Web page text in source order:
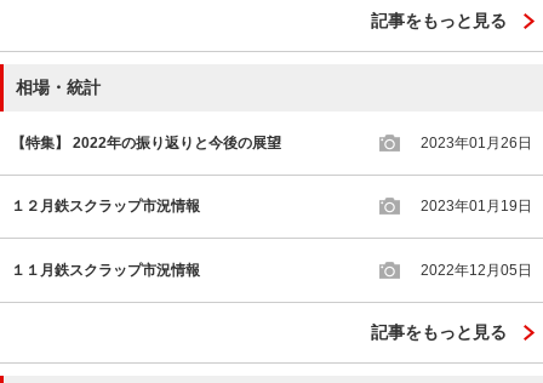
記事をもっと見る
相場・統計
【特集】 2022年の振り返りと今後の展望 2023年01月26日
１２月鉄スクラップ市況情報 2023年01月19日
１１月鉄スクラップ市況情報 2022年12月05日
記事をもっと見る